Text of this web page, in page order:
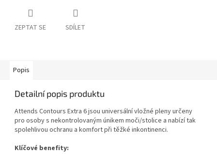
ZEPTAT SE SDÍLET
Popis
Detailní popis produktu
Attends Contours Extra 6 jsou universální vložné pleny určeny
pro osoby s nekontrolovaným únikem moči/stolice a nabízí tak
spolehlivou ochranu a komfort při těžké inkontinenci.
Klíčové benefity: